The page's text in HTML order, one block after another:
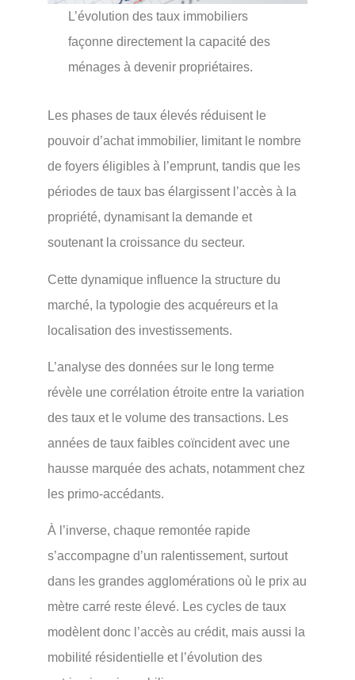
L’évolution des taux immobiliers
façonne directement la capacité des
ménages à devenir propriétaires.
Les phases de taux élevés réduisent le
pouvoir d’achat immobilier, limitant le nombre
de foyers éligibles à l’emprunt, tandis que les
périodes de taux bas élargissent l’accès à la
propriété, dynamisant la demande et
soutenant la croissance du secteur.
Cette dynamique influence la structure du
marché, la typologie des acquéreurs et la
localisation des investissements.
L’analyse des données sur le long terme
révèle une corrélation étroite entre la variation
des taux et le volume des transactions. Les
années de taux faibles coïncident avec une
hausse marquée des achats, notamment chez
les primo-accédants.
À l’inverse, chaque remontée rapide
s’accompagne d’un ralentissement, surtout
dans les grandes agglomérations où le prix au
mètre carré reste élevé. Les cycles de taux
modèlent donc l’accès au crédit, mais aussi la
mobilité résidentielle et l’évolution des